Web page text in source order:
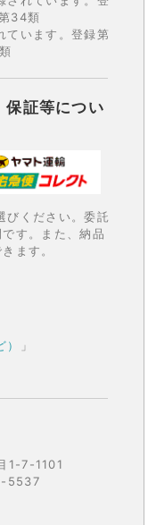
34類
ています。登録第
保証等につい
びください。委託
す。また、納品
ます。
」
1-7-1101
5537